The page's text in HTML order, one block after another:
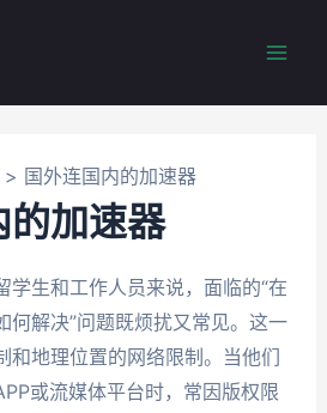
国外连国内的加速器
的加速器
学生和工作人员来说，面临的“在
何解决”问题既烦扰又常见。这一
和地理位置的网络限制。当他们
或流媒体平台时，常因版权限